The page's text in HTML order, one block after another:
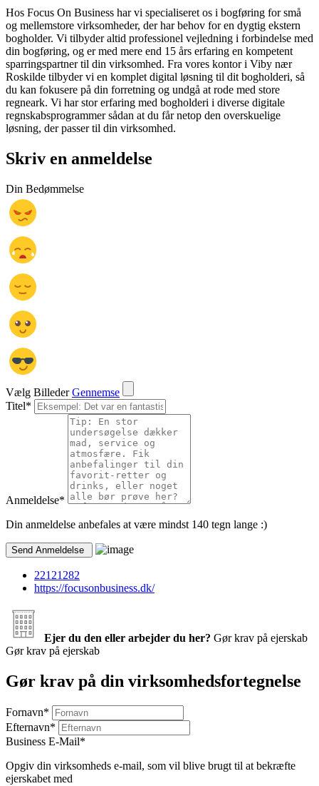
Hos Focus On Business har vi specialiseret os i bogføring for små
og mellemstore virksomheder, der har behov for en dygtig ekstern
bogholder. Vi tilbyder altid professionel vejledning i forbindelse med
din bogføring, og er med mere end 15 års erfaring en kompetent
sparringspartner til din virksomhed. Fra vores kontor i Viby nær
Roskilde tilbyder vi en komplet digital løsning til dit bogholderi, så
du kan fokusere på din forretning og undgå at rode med store
regneark. Vi har stor erfaring med bogholderi i diverse digitale
regnskabsprogrammer sådan at du får netop den overskuelige
løsning, der passer til din virksomhed.
Skriv en anmeldelse
Din Bedømmelse
Vælg Billeder Gennemse
Titel*
Anmeldelse*
Din anmeldelse anbefales at være mindst 140 tegn lange :)
22121282
https://focusonbusiness.dk/
Ejer du den eller arbejder du her? Gør krav på ejerskab
Gør krav på ejerskab
Gør krav på din virksomhedsfortegnelse
Fornavn*
Efternavn*
Business E-Mail*
Opgiv din virksomheds e-mail, som vil blive brugt til at bekræfte
ejerskabet med